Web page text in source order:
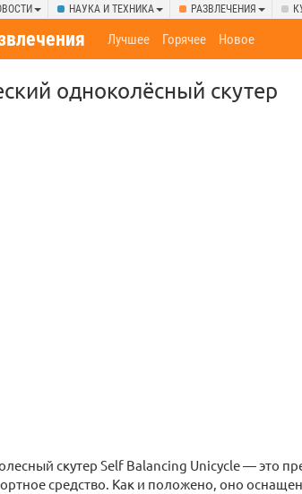
НАУКА И ТЕХНИКА РАЗВЛЕЧЕНИЯ
Лучшее Горячее Новое
одноколёсный скутер
скутер Self Balancing Unicycle — это
средство. Как и положено, оно